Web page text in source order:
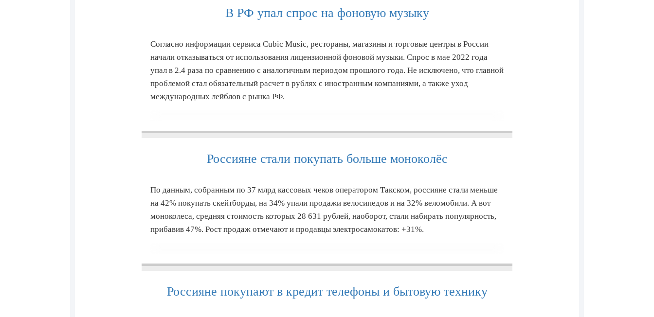
В РФ упал спрос на фоновую музыку
Согласно информации сервиса Cubic Music, рестораны, магазины и торговые центры в России
начали отказываться от использования лицензионной фоновой музыки. Спрос в мае 2022 года
упал в 2.4 раза по сравнению с аналогичным периодом прошлого года. Не исключено, что главной
проблемой стал обязательный расчет в рублях с иностранным компаниями, а также уход
международных лейблов с рынка РФ.
Россияне стали покупать больше моноколёс
По данным, собранным по 37 млрд кассовых чеков оператором Такском, россияне стали меньше
на 42% покупать скейтборды, на 34% упали продажи велосипедов и на 32% веломобили. А вот
моноколеса, средняя стоимость которых 28 631 рублей, наоборот, стали набирать популярность,
прибавив 47%. Рост продаж отмечают и продавцы электросамокатов: +31%.
Россияне покупают в кредит телефоны и бытовую технику